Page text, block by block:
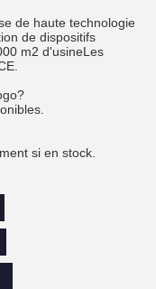
de haute technologie
de dispositifs
m2 d'usineLes
si en stock.